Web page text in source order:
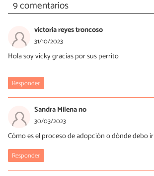
9 comentarios
victoria reyes troncoso
31/10/2023
Hola soy vicky gracias por sus perrito
Responder
Sandra Milena no
30/03/2023
Cómo es el proceso de adopción o dónde debo ir
Responder